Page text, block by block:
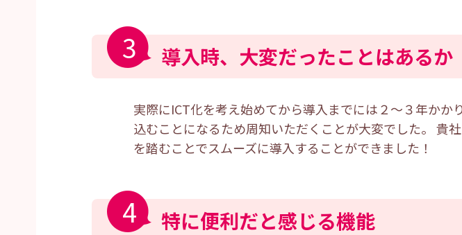
3 導入時、大変だったことはあるか
実際にICT化を考え始めてから導入までには２～３年か
込むことになるため周知いただくことが大変でした。 貴
を踏むことでスムーズに導入することができました！
4 特に便利だと感じる機能